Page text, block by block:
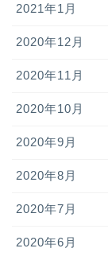
2021年1月
2020年12月
2020年11月
2020年10月
2020年9月
2020年8月
2020年7月
2020年6月